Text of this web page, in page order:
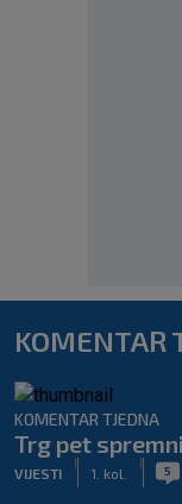
KOMENTAR
KOMENTAR TJEDNA
Trg pet
VIJESTI 1. kol. 5